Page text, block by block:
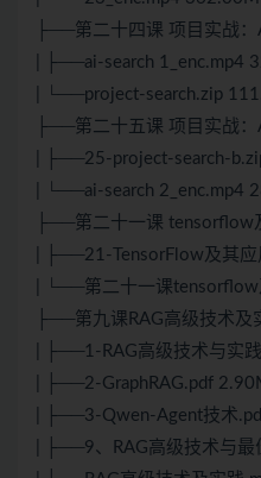
├──第二十四课 项目实战
| ├──ai-search 1_enc.mp4
| └──project-search.zip
├──第二十五课 项目实战
| ├──25-project-search-
| └──ai-search 2_enc.mp4
├──第二十一课 tensorflow
| ├──21-TensorFlow及其
| └──第二十一课
├──第九课RAG高级技术及
| ├──1-RAG高级技术与实
| ├──2-GraphRAG.pdf
| ├──3-Qwen-Agent技术
| ├──9、RAG高级技术与